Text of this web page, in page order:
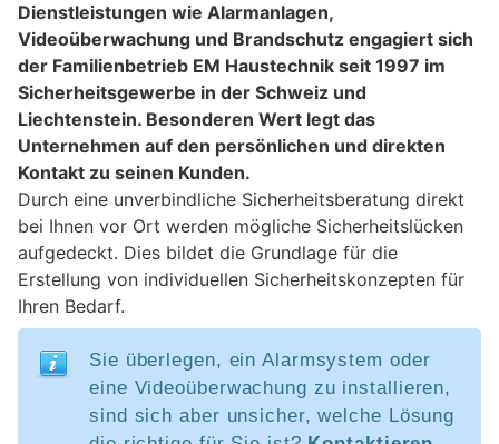
Dienstleistungen wie Alarmanlagen,
Videoüberwachung und Brandschutz engagiert sich
der Familienbetrieb EM Haustechnik seit 1997 im
Sicherheitsgewerbe in der Schweiz und
Liechtenstein. Besonderen Wert legt das
Unternehmen auf den persönlichen und direkten
Kontakt zu seinen Kunden.
Durch eine unverbindliche Sicherheitsberatung direkt
bei Ihnen vor Ort werden mögliche Sicherheitslücken
aufgedeckt. Dies bildet die Grundlage für die
Erstellung von individuellen Sicherheitskonzepten für
Ihren Bedarf.
Sie überlegen, ein Alarmsystem oder
eine Videoüberwachung zu installieren,
sind sich aber unsicher, welche Lösung